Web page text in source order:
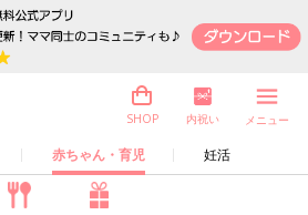
赤ちゃん・育児 妊活
SHOP 内祝い メニュー